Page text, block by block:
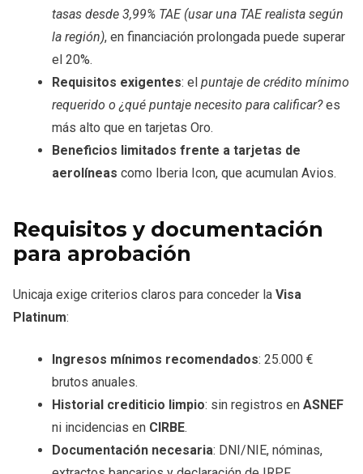
tasas desde 3,99% TAE (usar una TAE realista según
la región), en financiación prolongada puede superar
el 20%.
Requisitos exigentes: el puntaje de crédito mínimo
requerido o ¿qué puntaje necesito para calificar?es
más alto que en tarjetas Oro.
Beneficios limitados frente a tarjetas de
aerolíneas como Iberia Icon, que acumulan Avios.
Requisitos y documentación
para aprobación
Unicaja exige criterios claros para conceder la Visa
Platinum:
Ingresos mínimos recomendados: 25.000 €
brutos anuales.
Historial crediticio limpio: sin registros en ASNEF
ni incidencias en CIRBE.
Documentación necesaria: DNI/NIE, nóminas,